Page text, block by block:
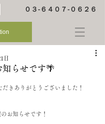
０３-６４０７-０６２６
知らせです🌴
日
だきありがとうございました！
お知らせです！